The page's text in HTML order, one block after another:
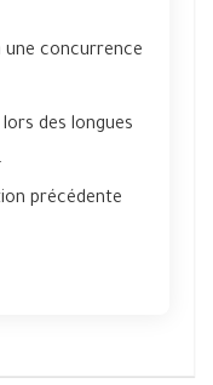
une concurrence
des longues
précédente